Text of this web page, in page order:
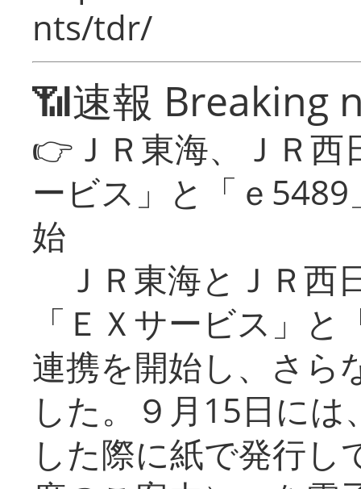
nts/tdr/
📶速報 Breaking
👉ＪＲ東海、ＪＲ
ービス」と「ｅ
始
ＪＲ東海とＪＲ西
「ＥＸサービス」
連携を開始し、さら
した。９月15日に
した際に紙で発行し